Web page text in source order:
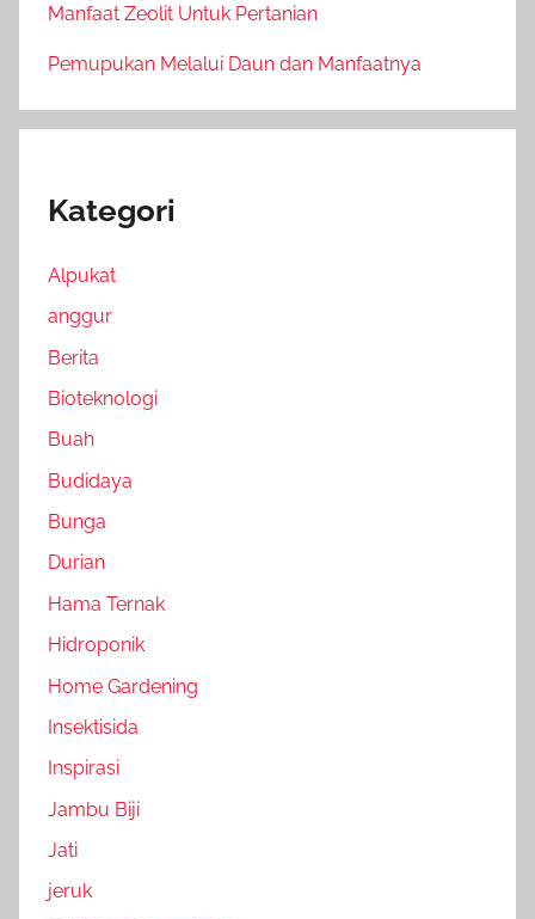
Manfaat Zeolit Untuk Pertanian
Pemupukan Melalui Daun dan Manfaatnya
Kategori
Alpukat
anggur
Berita
Bioteknologi
Buah
Budidaya
Bunga
Durian
Hama Ternak
Hidroponik
Home Gardening
Insektisida
Inspirasi
Jambu Biji
Jati
jeruk